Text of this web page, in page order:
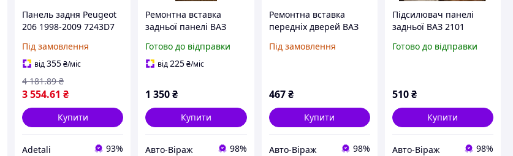
Панель задня Peugeot
206 1998-2009 7243D7
Під замовлення
від355₴/міс
3 554.61 ₴
4 181.89 ₴
Купити
Adetali 93%
Ремонтна вставка
задньої панелі ВАЗ
Готово до відправки
від225₴/міс
1 350₴
Купити
Авто-Віраж 98%
Ремонтна вставка
передніх дверей ВАЗ
Під замовлення
467 ₴
Купити
Авто-Віраж 98%
Підсилювач панелі
задньої ВАЗ 2101
Готово до відправки
510₴
Купити
Авто-Віраж 98%